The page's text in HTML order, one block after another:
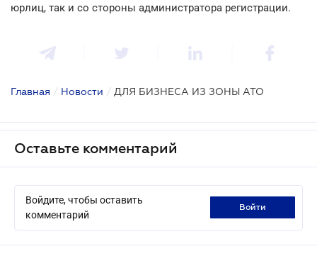
юрлиц, так и со стороны администратора регистрации.
Главная / Новости / ДЛЯ БИЗНЕСА ИЗ ЗОНЫ АТО
Оставьте комментарий
Войдите, чтобы оставить
комментарий
войти